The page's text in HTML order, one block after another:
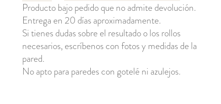
cantidad
Producto bajo pedido que no admite devolución.
Entrega en 20 días aproximadamente.
Si tienes dudas sobre el resultado o los rollos
necesarios, escríbenos con fotos y medidas de la
pared.
No apto para paredes con gotelé ni azulejos.